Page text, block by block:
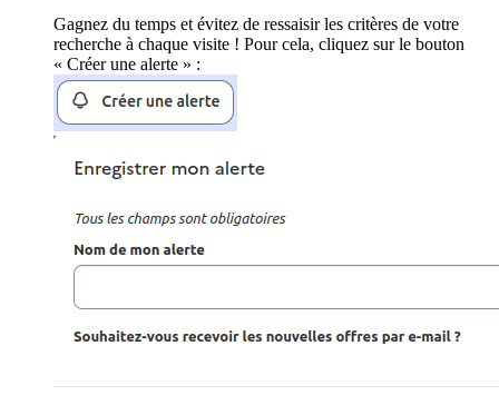
Gagnez du temps et évitez de ressaisir les critères de votre
recherche à chaque visite ! Pour cela, cliquez sur le bouton
« Créer une alerte » :